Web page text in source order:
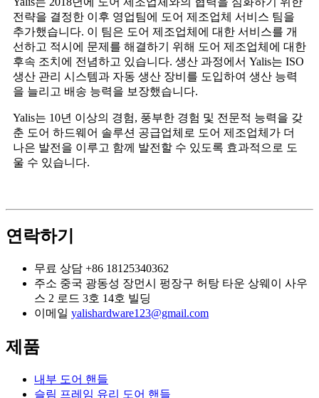
전략을 결정한 이후 영업팀에 도어 제조업체 서비스 팀을
추가했습니다. 이 팀은 도어 제조업체에 대한 서비스를 개
선하고 적시에 문제를 해결하기 위해 도어 제조업체에 대한
후속 조치에 전념하고 있습니다. 생산 과정에서 Yalis는 ISO
생산 관리 시스템과 자동 생산 장비를 도입하여 생산 능력
을 늘리고 배송 능력을 보장했습니다.
Yalis는 10년 이상의 경험, 풍부한 경험 및 전문적 능력을 갖
춘 도어 하드웨어 솔루션 공급업체로 도어 제조업체가 더
나은 발전을 이루고 함께 발전할 수 있도록 효과적으로 도
울 수 있습니다.
연락하기
무료 상담 +86 18125340362
주소 중국 광동성 장먼시 펑장구 허탕 타운 상웨이 사우
스 2 로드 3호 14호 빌딩
이메일 yalishardware123@gmail.com
제품
내부 도어 핸들
슬림 프레임 유리 도어 핸들